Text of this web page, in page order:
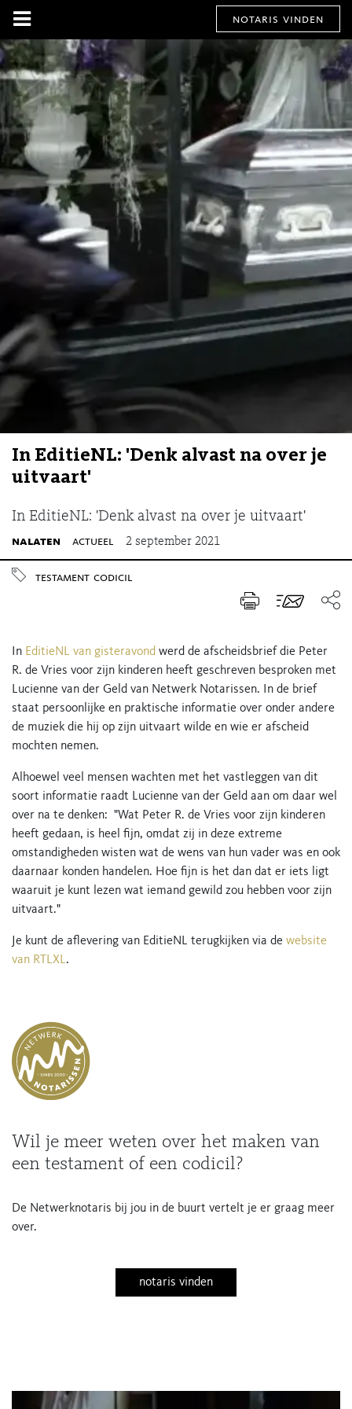
notaris vinden
In EditieNL: 'Denk alvast na over je
uitvaart'
In EditieNL: 'Denk alvast na over je uitvaart'
nalaten actueel 2 september 2021
testament codicil
In EditieNL van gisteravond werd de afscheidsbrief die Peter
R. de Vries voor zijn kinderen heeft geschreven besproken met
Lucienne van der Geld van Netwerk Notarissen. In de brief
staat persoonlijke en praktische informatie over onder andere
de muziek die hij op zijn uitvaart wilde en wie er afscheid
mochten nemen.
Alhoewel veel mensen wachten met het vastleggen van dit
soort informatie raadt Lucienne van der Geld aan om daar wel
over na te denken: "Wat Peter R. de Vries voor zijn kinderen
heeft gedaan, is heel fijn, omdat zij in deze extreme
omstandigheden wisten wat de wens van hun vader was en ook
daarnaar konden handelen. Hoe fijn is het dan dat er iets ligt
waaruit je kunt lezen wat iemand gewild zou hebben voor zijn
uitvaart."
Je kunt de aflevering van EditieNL terugkijken via de website
van RTLXL.
Wil je meer weten over het maken van
een testament of een codicil?
De Netwerknotaris bij jou in de buurt vertelt je er graag meer
over.
notaris vinden